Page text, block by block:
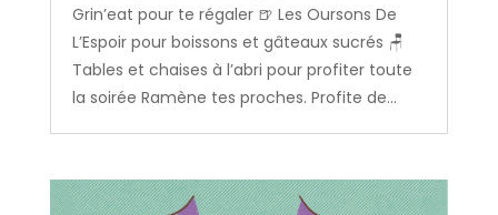
Grin’eat pour te régaler 🍺 Les Oursons De
L’Espoir pour boissons et gâteaux sucrés 🪑
Tables et chaises à l’abri pour profiter toute
la soirée Ramène tes proches. Profite de...